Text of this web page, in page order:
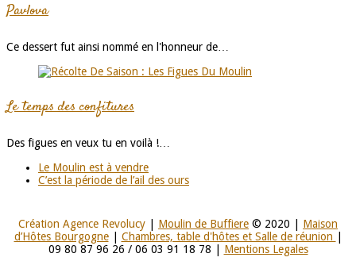
Pavlova
Ce dessert fut ainsi nommé en l'honneur de…
Le temps des confitures
Des figues en veux tu en voilà !…
Le Moulin est à vendre
C’est la période de l’ail des ours
Création Agence Revolucy Moulin de Buffiere © 2020 | Maison
d’Hôtes Bourgogne| Chambres, table d'hôtes et Salle de réunion
09 80 87 96 26 / 06 03 91 18 78 | Mentions Legales